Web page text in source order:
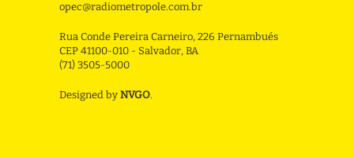
opec@radiometropole.com.br
Rua Conde Pereira Carneiro, 226 Pernambués
CEP 41100-010 - Salvador, BA
(71) 3505-5000
Designed by NVGO.